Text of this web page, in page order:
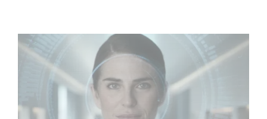
La nouvelle production Gaumont USA : « Futuro Desierto